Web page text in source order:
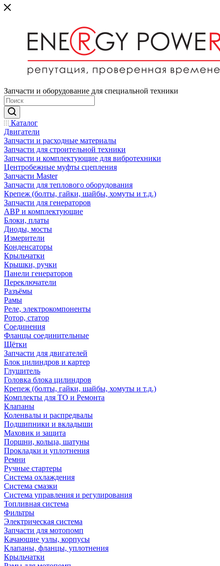
Запчасти и оборудование для специальной техники
Каталог
Двигатели
Запчасти и расходные материалы
Запчасти для строительной техники
Запчасти и комплектующие для вибротехники
Центробежные муфты сцепления
Запчасти Master
Запчасти для теплового оборудования
Крепеж (болты, гайки, шайбы, хомуты и т.д.)
Запчасти для генераторов
АВР и комплектующие
Блоки, платы
Диоды, мосты
Измерители
Конденсаторы
Крыльчатки
Крышки, ручки
Панели генераторов
Переключатели
Разъёмы
Рамы
Реле, электрокомпоненты
Ротор, статор
Соединения
Фланцы соединительные
Щётки
Запчасти для двигателей
Блок цилиндров и картер
Глушитель
Головка блока цилиндров
Крепеж (болты, гайки, шайбы, хомуты и т.д.)
Комплекты для ТО и Ремонта
Клапаны
Коленвалы и распредвалы
Подшипники и вкладыши
Маховик и защита
Поршни, кольца, шатуны
Прокладки и уплотнения
Ремни
Ручные стартеры
Система охлаждения
Система смазки
Система управления и регулирования
Топливная система
Фильтры
Электрическая система
Запчасти для мотопомп
Качающие узлы, корпусы
Клапаны, фланцы, уплотнения
Крыльчатки